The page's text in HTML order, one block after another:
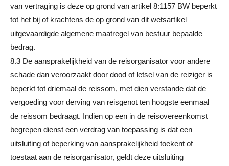
van vertraging is deze op grond van artikel 8:1157 BW beperkt
tot het bij of krachtens de op grond van dit wetsartikel
uitgevaardigde algemene maatregel van bestuur bepaalde
bedrag.
8.3 De aansprakelijkheid van de reisorganisator voor andere
schade dan veroorzaakt door dood of letsel van de reiziger is
beperkt tot driemaal de reissom, met dien verstande dat de
vergoeding voor derving van reisgenot ten hoogste eenmaal
de reissom bedraagt. Indien op een in de reisovereenkomst
begrepen dienst een verdrag van toepassing is dat een
uitsluiting of beperking van aansprakelijkheid toekent of
toestaat aan de reisorganisator, geldt deze uitsluiting